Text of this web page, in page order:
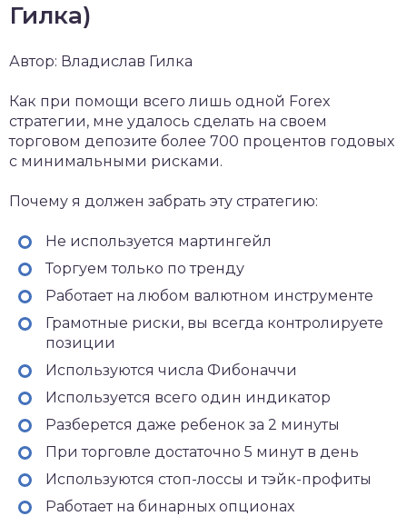
Гилка)
Автор: Владислав Гилка
Как при помощи всего лишь одной Forex
стратегии, мне удалось сделать на своем
торговом депозите более 700 процентов годовых
с минимальными рисками.
Почему я должен забрать эту стратегию:
Не используется мартингейл
Торгуем только по тренду
Работает на любом валютном инструменте
Грамотные риски, вы всегда контролируете
позиции
Используются числа Фибоначчи
Используется всего один индикатор
Разберется даже ребенок за 2 минуты
При торговле достаточно 5 минут в день
Используются стоп-лоссы и тэйк-профиты
Работает на бинарных опционах